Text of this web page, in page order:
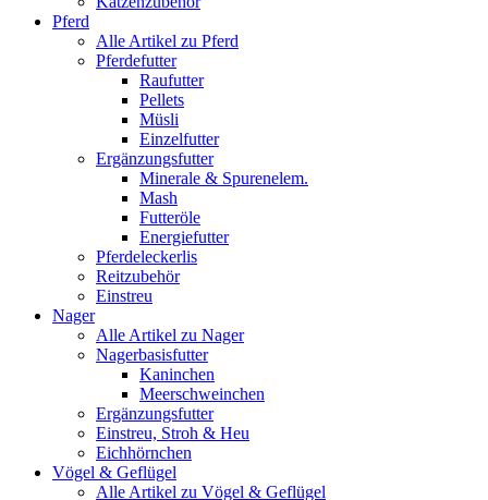
Pferd
Alle Artikel zu Pferd
Pferdefutter
Raufutter
Pellets
Müsli
Einzelfutter
Ergänzungsfutter
Minerale & Spurenelem.
Mash
Futteröle
Energiefutter
Pferdeleckerlis
Reitzubehör
Einstreu
Nager
Alle Artikel zu Nager
Nagerbasisfutter
Kaninchen
Meerschweinchen
Ergänzungsfutter
Einstreu, Stroh & Heu
Eichhörnchen
Vögel & Geflügel
Alle Artikel zu Vögel & Geflügel